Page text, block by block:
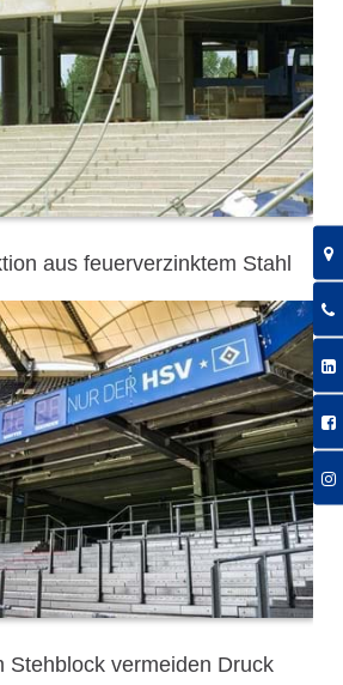
aus feuerverzinktem Stahl
Stehblock vermeiden Druck